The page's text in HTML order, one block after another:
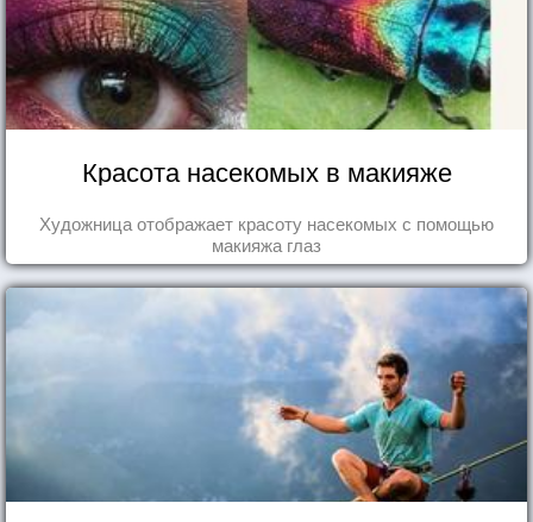
Красота насекомых в макияже
Художница отображает красоту насекомых с помощью
макияжа глаз